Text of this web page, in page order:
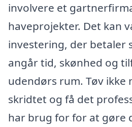
involvere et
haveprojekter. Det kan
investering, der betaler
angår tid, skønhed og
udendørs rum. Tøv ikke
skridtet og få det
har brug for for at gøre